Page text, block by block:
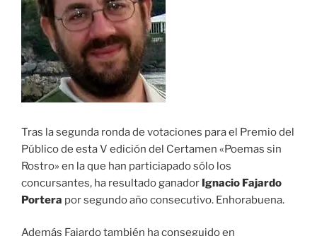
Tras la segunda ronda de votaciones para el Premio del
Público de esta V edición del Certamen «Poemas sin
Rostro» en la que han particiapado sólo los
concursantes, ha resultado ganador Ignacio Fajardo
Portera por segundo año consecutivo. Enhorabuena.
Además Fajardo también ha conseguido en